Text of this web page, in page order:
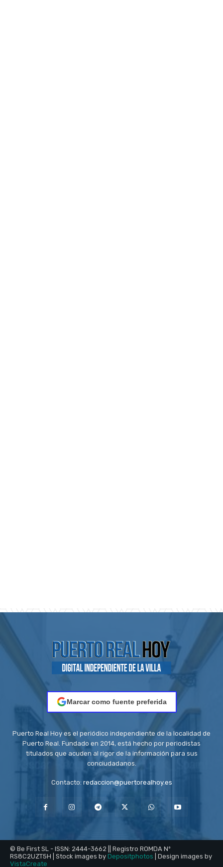
Marcar como fuente preferida
Puerto Real Hoy es el periódico independiente de la localidad de
Puerto Real. Fundado en 2014, está hecho por periodistas
titulados que acuden al rigor de la información para sus
conciudadanos.
Contacto: redaccion@puertorealhoy.es
© Be First SL - ISSN: 2444-3662 || Registro ROMDA Nº
RS8C2UZT5H | Stock images by Depositphotos | Design images by
VistaCreate